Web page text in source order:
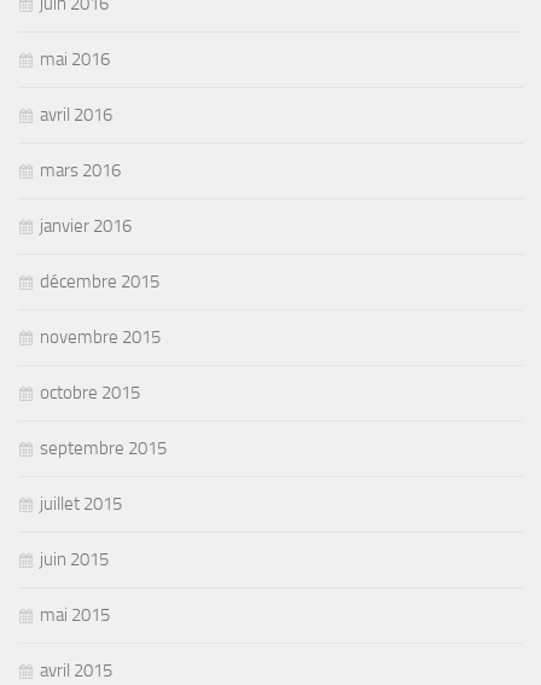
mai 2016
avril 2016
mars 2016
janvier 2016
décembre 2015
novembre 2015
octobre 2015
septembre 2015
juillet 2015
juin 2015
mai 2015
avril 2015